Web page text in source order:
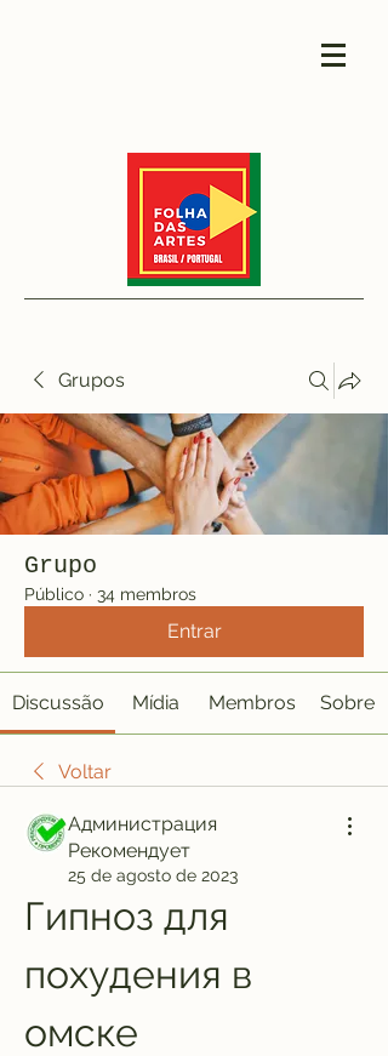
Grupos
Grupo
Público · 34 membros
Entrar
Discussão Mídia Membros Sobre
Voltar
Администрация
Рекомендует
25 de agosto de 2023
Гипноз для
похудения в
омске